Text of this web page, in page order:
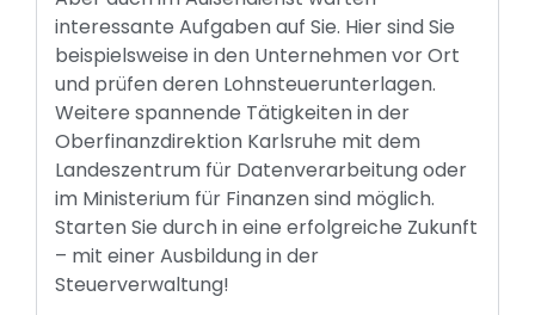
interessante Aufgaben auf Sie. Hier sind Sie
beispielsweise in den Unternehmen vor Ort
und prüfen deren Lohnsteuerunterlagen.
Weitere spannende Tätigkeiten in der
Oberfinanzdirektion Karlsruhe mit dem
Landeszentrum für Datenverarbeitung oder
im Ministerium für Finanzen sind möglich.
Starten Sie durch in eine erfolgreiche Zukunft
– mit einer Ausbildung in der
Steuerverwaltung!